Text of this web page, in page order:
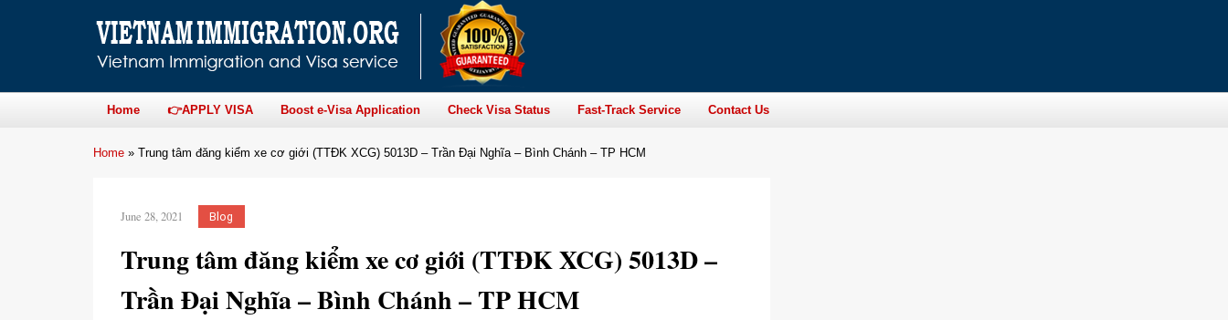
Home 👉APPLY VISA Boost e-Visa Application Check Visa Status Fast-Track Service Contact Us
Home » Trung tâm đăng kiểm xe cơ giới (TTĐK XCG) 5013D – Trần Đại Nghĩa – Bình Chánh – TP HCM
June 28, 2021 Blog
Trung tâm đăng kiểm xe cơ giới (TTĐK XCG) 5013D –
Trần Đại Nghĩa – Bình Chánh – TP HCM